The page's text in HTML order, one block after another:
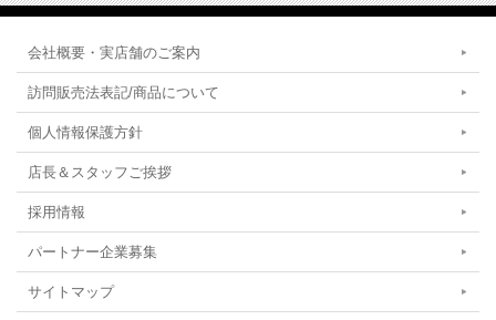
会社概要・実店舗のご案内
訪問販売法表記/商品について
個人情報保護方針
店長＆スタッフご挨拶
採用情報
パートナー企業募集
サイトマップ